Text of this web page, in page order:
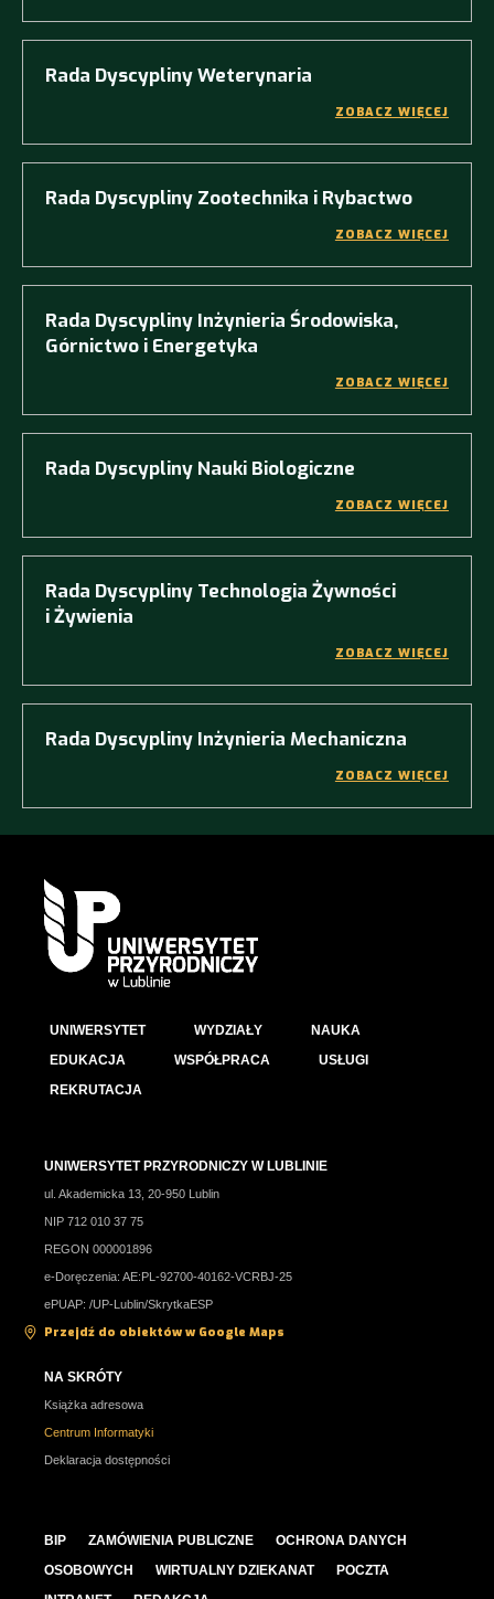
Rada Dyscypliny Weterynaria
ZOBACZ WIĘCEJ
Rada Dyscypliny Zootechnika i Rybactwo
ZOBACZ WIĘCEJ
Rada Dyscypliny Inżynieria Środowiska,
Górnictwo i Energetyka
ZOBACZ WIĘCEJ
Rada Dyscypliny Nauki Biologiczne
ZOBACZ WIĘCEJ
Rada Dyscypliny Technologia Żywności
i Żywienia
ZOBACZ WIĘCEJ
Rada Dyscypliny Inżynieria Mechaniczna
ZOBACZ WIĘCEJ
UNIWERSYTET WYDZIAŁY
NAUKA
EDUKACJA
WSPÓŁPRACA
USŁUGI
REKRUTACJA
UNIWERSYTET PRZYRODNICZY W LUBLINIE
ul. Akademicka 13, 20-950 Lublin
NIP 712 010 37 75
REGON 000001896
e-Doręczenia: AE:PL-92700-40162-VCRBJ-25
ePUAP: /UP-Lublin/SkrytkaESP
Przejdź do obiektów w Google Maps
NA SKRÓTY
Książka adresowa
Centrum Informatyki
Deklaracja dostępności
BIP ZAMÓWIENIA PUBLICZNE
OCHRONA DANYCH
OSOBOWYCH
WIRTUALNY DZIEKANAT
POCZTA